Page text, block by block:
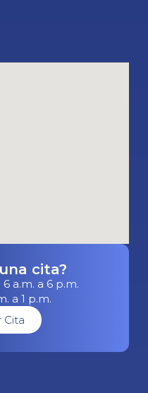
cita?
a.m. a 6 p.m.
a 1 p.m.
Cita